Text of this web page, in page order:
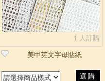
1 人訂購
美甲英文字母貼紙
選購